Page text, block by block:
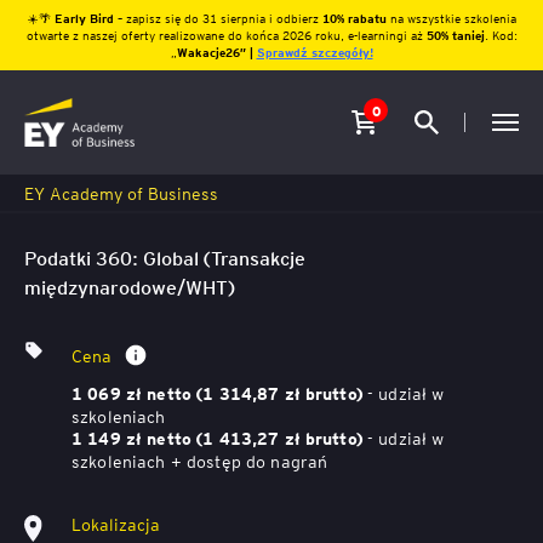
☀️🌴 Early Bird – zapisz się do 31 sierpnia i odbierz10% rabatu na wszystkie szkolenia
otwarte z naszej oferty realizowane do końca 2026 roku, e-learningi aż 50% taniej. Kod:
Wakacje26″ | Sprawdź szczegóły!
0
EY Academy of Business
Podatki 360: Global (Transakcje
międzynarodowe/WHT)
Cena
1 069 zł netto (1 314,87 zł brutto)- udział w
szkoleniach
1 149 zł netto (1 413,27 zł brutto)- udział w
szkoleniach + dostęp do nagrań
Lokalizacja